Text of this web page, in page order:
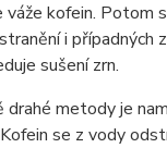
kofein.
i
sušení zrn.
metody je
se z vody